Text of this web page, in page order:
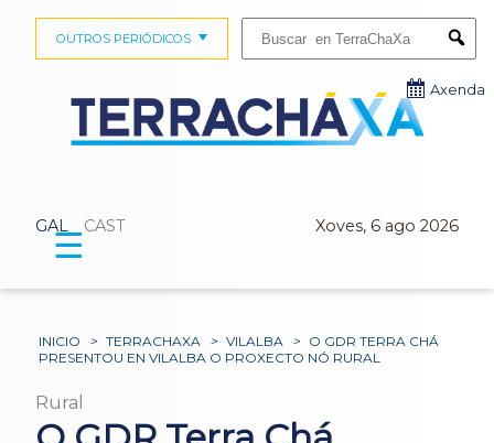
GAL CAST Xoves, 6 ago 2026
OUTROS PERIÓDICOS
Axenda
☰
INICIO > TERRACHAXA > VILALBA > O GDR TERRA CHÁ
PRESENTOU EN VILALBA O PROXECTO NÓ RURAL
Rural